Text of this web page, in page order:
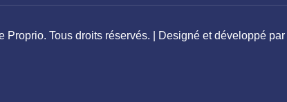
Proprio. Tous droits réservés. | Designé et développé par